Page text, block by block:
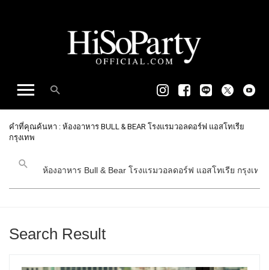
คำที่คุณค้นหา : ห้องอาหาร BULL & BEAR โรงแรมวอลดอร์ฟ แอสโทเรีย
กรุงเทพ
Search Result